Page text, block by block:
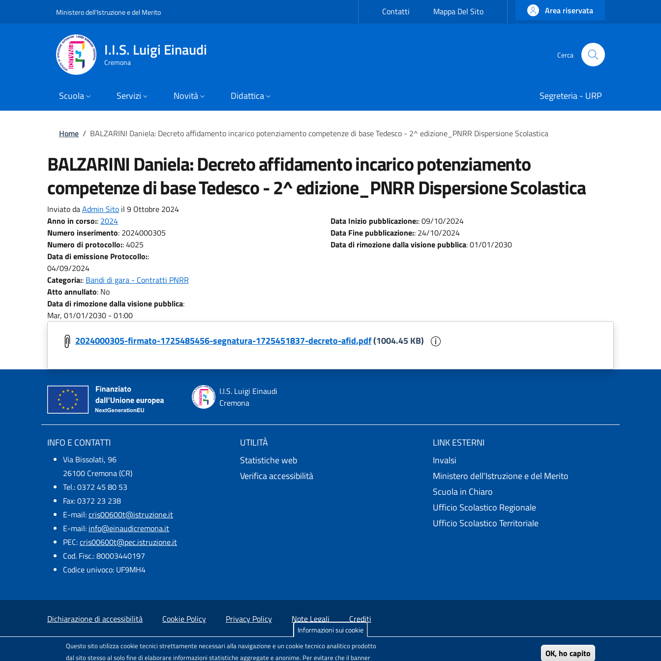
Informazioni sui cookie
Questo sito utilizza cookie tecnici strettamente necessari alla navigazione e un cookie tecnico analitico prodotto
dal sito stesso al solo fine di elaborare informazioni statistiche aggregate e anonime. Per evitare che il banner
OK, ho capito
Ministero dell'Istruzione e del MeritoSlim top Contatti Mappa Del Sito Area riservata
I.I.S. Luigi Einaudi
Cremona
Cerca
Cerca
Scuola Servizi Novità Didattica Segreteria - URP
Briciole di pane
Home / BALZARINI Daniela: Decreto affidamento incarico potenziamento competenze di base Tedesco - 2^ edizione_PNRR Dispersione Scolastica
BALZARINI Daniela: Decreto affidamento incarico potenziamento
competenze di base Tedesco - 2^ edizione_PNRR Dispersione Scolastica
Inviato daAdmin Sito il 9 Ottobre 2024
Anno in corso:: 2024
Numero inserimento: 2024000305
Numero di protocollo::4025
Data di emissione Protocollo::
04/09/2024
Categoria:: Bandi di gara - Contratti PNRR
Atto annullato: No
Data di rimozione dalla visione pubblica:
Mar, 01/01/2030 - 01:00
Data Inizio pubblicazione::09/10/2024
Data Fine pubblicazione:: 24/10/2024
Data di rimozione dalla visione pubblica:01/01/2030
2024000305-firmato-1725485456-segnatura-1725451837-decreto-afid.pdf(1004.45 KB)
I.I.S. Luigi Einaudi
Cremona
INFO E CONTATTI
Via Bissolati, 96
26100 Cremona (CR)
Tel.: 0372 45 80 53
Fax: 0372 23 238
E-mail:cris00600t@istruzione.it
E-mail:​ info@einaudicremona.it
PEC:cris00600t@pec.istruzione.it
Cod. Fisc.: 80003440197
Codice univoco: UF9MH4
UTILITÀ
Statistiche web
Verifica accessibilità
LINK ESTERNI
Invalsi
Ministero dell'Istruzione e del Merito
Scuola in Chiaro
Ufficio Scolastico Regionale
Ufficio Scolastico Territoriale
Small prints
Dichiarazione di accessibilità Cookie Policy Privacy Policy Note Legali Crediti
TestSito realizzato e distribuito daPorte Aperte sul Web, Comunità di pratica per l'accessibilità dei siti scolastici, nell'ambito del Progetto "Un CMS per la scuola" .
Il modello di sito è rilasciato sotto licenzaAttribuzione-Non commerciale-Condividi allo stesso modo 4.0 Unported di Creative Commons.